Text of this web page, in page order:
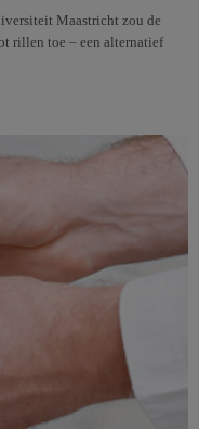
Maastricht zou de
rillen toe – een alternatief